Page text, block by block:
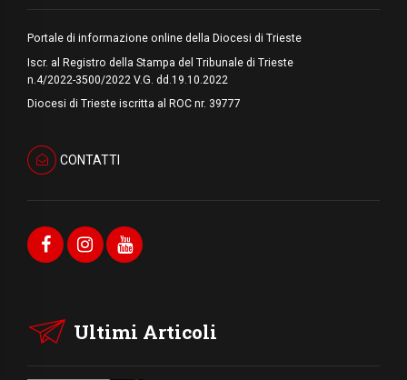
Portale di informazione online della Diocesi di Trieste
Iscr. al Registro della Stampa del Tribunale di Trieste
n.4/2022-3500/2022 V.G. dd.19.10.2022
Diocesi di Trieste iscritta al ROC nr. 39777
CONTATTI
Ultimi Articoli